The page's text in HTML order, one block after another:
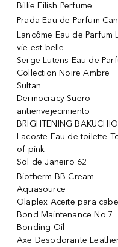
Billie Eilish Perfume
Prada Eau de Parfum
Lancôme Eau de Parfum
vie est belle
Serge Lutens Eau de
Collection Noire Ambre
Sultan
Dermocracy Suero
antienvejecimiento
BRIGHTENING
Lacoste Eau de toilette
of pink
Sol de Janeiro 62
Biotherm BB Cream
Aquasource
Olaplex Aceite para
Bond Maintenance No.7
Bonding Oil
Axe Desodorante